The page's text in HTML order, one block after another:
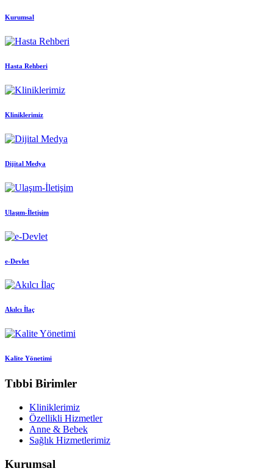
Kurumsal
Hasta Rehberi
Kliniklerimiz
Dijital Medya
Ulaşım-İletişim
e-Devlet
Akılcı İlaç
Kalite Yönetimi
Tıbbi Birimler
Kliniklerimiz
Özellikli Hizmetler
Anne & Bebek
Sağlık Hizmetlerimiz
Kurumsal